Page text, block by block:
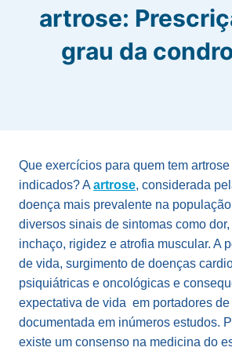
artrose:
grau da
Que exercícios para quem tem
indicados? A artrose, considerada
doença mais prevalente na
diversos sinais de sintomas como
inchaço, rigidez e atrofia muscular. A
de vida, surgimento de doenças
psiquiátricas e oncológicas e
expectativa de vida em portadores de
documentada em inúmeros estudos.
existe um consenso na medicina do